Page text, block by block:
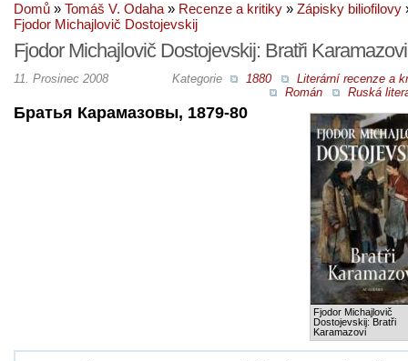
Domů » Tomáš V. Odaha » Recenze a kritiky » Zápisky biliofilovy
Fjodor Michajlovič Dostojevskij
Fjodor Michajlovič Dostojevskij: Bratři Karamazovi
Kategorie 1880
Literární recenze a
Román
Ruská
11. Prosinec 2008
Fjodor Michajlovič
Dostojevskij: Bratři
Karamazovi
Братья Карамазовы, 1879-80